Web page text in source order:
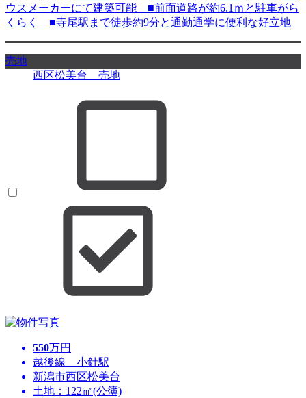
ウスメーカーにて建築可能 ■前面道路が約6.1ｍと駐車がら
くらく ■寺尾駅まで徒歩約9分と通勤通学に便利な好立地
売地
西区松美台 売地
550万円
越後線 小針駅
新潟市西区松美台
土地：122㎡(公簿)